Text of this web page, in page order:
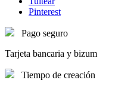
Pinterest
Pago seguro
Tarjeta bancaria y bizum
Tiempo de creación